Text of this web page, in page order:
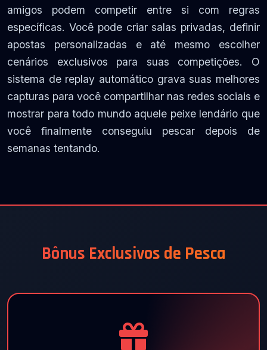
amigos podem competir entre si com regras
específicas. Você pode criar salas privadas, definir
apostas personalizadas e até mesmo escolher
cenários exclusivos para suas competições. O
sistema de replay automático grava suas melhores
capturas para você compartilhar nas redes sociais e
mostrar para todo mundo aquele peixe lendário que
você finalmente conseguiu pescar depois de
semanas tentando.
Bônus Exclusivos de Pesca